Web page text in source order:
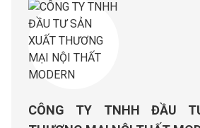
CÔNG TY TNHH ĐẦU